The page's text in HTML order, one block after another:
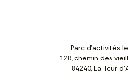
Parc d'activités
128, chemin des
84240, La Tour